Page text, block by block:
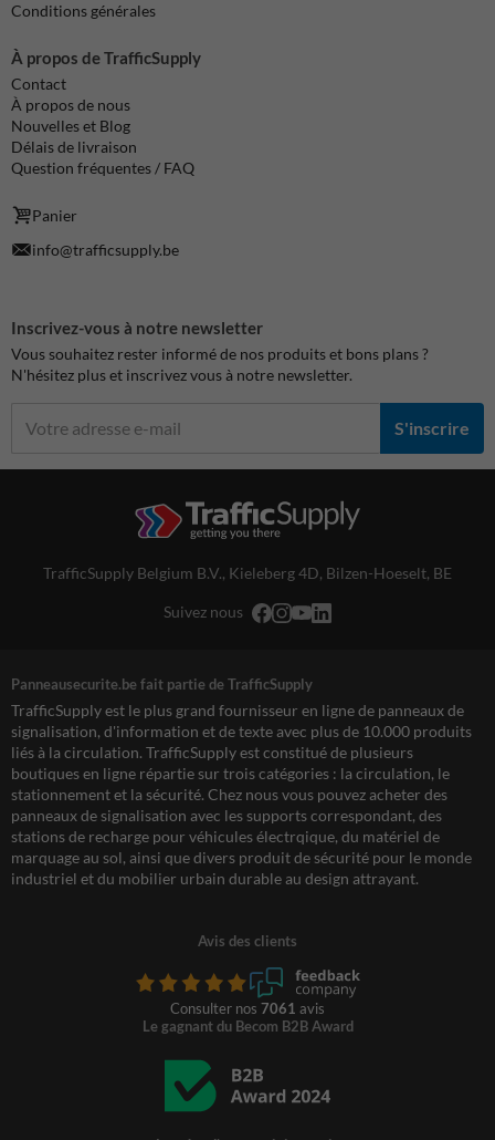
Conditions générales
À propos de TrafficSupply
Contact
À propos de nous
Nouvelles et Blog
Délais de livraison
Question fréquentes / FAQ
Panier
info@trafficsupply.be
Inscrivez-vous à notre newsletter
Vous souhaitez rester informé de nos produits et bons plans ?
N'hésitez plus et inscrivez vous à notre newsletter.
S'inscrire
TrafficSupply Belgium B.V., Kieleberg 4D, Bilzen-Hoeselt, BE
Suivez nous
Panneausecurite.be fait partie de TrafficSupply
TrafficSupply est le plus grand fournisseur en ligne de panneaux de
signalisation, d'information et de texte avec plus de 10.000 produits
liés à la circulation. TrafficSupply est constitué de plusieurs
boutiques en ligne répartie sur trois catégories : la circulation, le
stationnement et la sécurité. Chez nous vous pouvez acheter des
panneaux de signalisation avec les supports correspondant, des
stations de recharge pour véhicules électrqique, du matériel de
marquage au sol, ainsi que divers produit de sécurité pour le monde
industriel et du mobilier urbain durable au design attrayant.
Avis des clients
Consulter nos 7061 avis
Le gagnant du Becom B2B Award